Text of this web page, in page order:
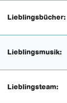
Lieblingsbücher:
Lieblingsmusik:
Lieblingsteam: